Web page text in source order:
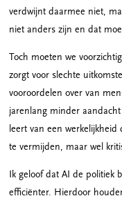
verdwijnt daarmee niet,
niet anders zijn en dat
Toch moeten we
zorgt voor slechte
vooroordelen over van
jarenlang minder
leert van een
te vermijden, maar wel
Ik geloof dat AI de politiek
efficiënter. Hierdoor